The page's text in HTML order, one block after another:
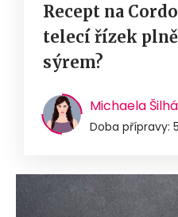
Recept na
telecí řízek
sýrem?
Michaela
Doba přípravy: